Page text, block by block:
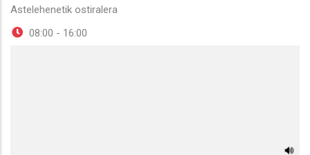
Astelehenetik ostiralera
08:00 - 16:00